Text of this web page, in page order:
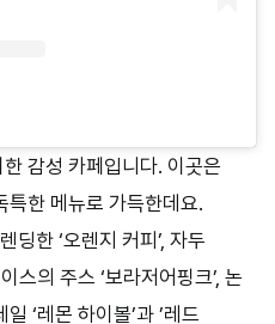
감성 카페입니다. 이곳은
특한 메뉴로 가득한데요.
딩한 ‘오렌지 커피’, 자두
스의 주스 ‘보라저어핑크’, 논
‘레몬 하이볼’과 ’레드